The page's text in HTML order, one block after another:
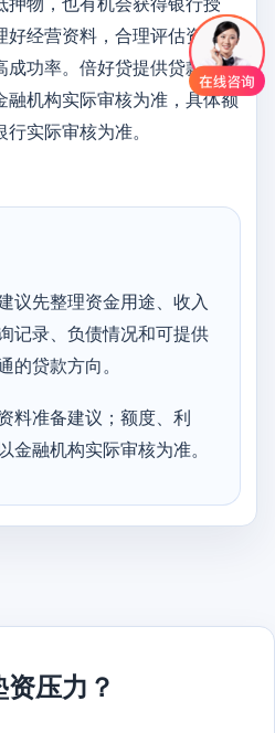
押物，也有机会获得银行授
好经营资料，合理评估资金需
成功率。倍好贷提供贷款信息
融机构实际审核为准，具体额
实际审核为准。
议先整理资金用途、收入
记录、负债情况和可提供
的贷款方向。
料准备建议；额度、利
金融机构实际审核为准。
压力？